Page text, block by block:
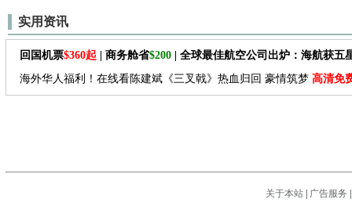
实用资讯
回国机票$360起 | 商务舱省$200 | 全球最佳航空公司出炉：海航获五
海外华人福利！在线看陈建斌《三叉戟》热血归回 豪情筑梦 高清免
关于本站| 广告服务